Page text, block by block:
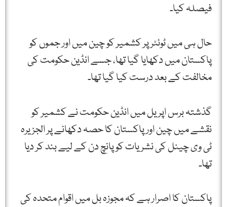
فیصلہ کیا۔
حال ہی میں ٹوئٹر پر کشمیر کو چین میں اور جموں کو
پاکستان میں دکھایا گیا تھا، جسے انڈین حکومت کی
مخالفت کے بعد درست کیا گیا تھا۔
گذشتہ برس اپریل میں انڈین حکومت نے کشمیر کو
نقشے میں چین اور پاکستان کا حصہ دکھانے پر الجزیرہ
ٹی وی چینل کی نشریات کو پانچ دن کے لیے بند کر دیا
تھا۔
پاکستان کا اصرار ہے کہ مجوزہ بل میں اقوام متحدہ کی